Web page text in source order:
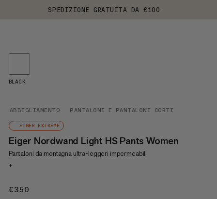
SPEDIZIONE GRATUITA DA €100
ABBIGLIAMENTO PANTALONI E PANTALONI CORTI
EIGER EXTREME
Eiger Nordwand Light HS Pants Women
Pantaloni da montagna ultra-leggeri impermeabili
+
€350
BLACK